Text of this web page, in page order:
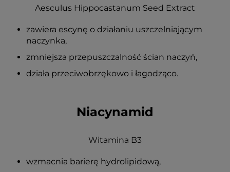
Aesculus Hippocastanum Seed Extract
zawiera escynę o działaniu uszczelniającym
naczynka,
zmniejsza przepuszczalność ścian naczyń,
działa przeciwobrzękowo i łagodząco.
Niacynamid
Witamina B3
wzmacnia barierę hydrolipidową,